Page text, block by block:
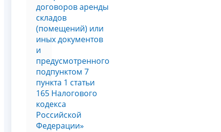
договоров аренды
складов
(помещений) или
иных документов
и
предусмотренного
подпунктом 7
пункта 1 статьи
165 Налогового
кодекса
Российской
Федерации»